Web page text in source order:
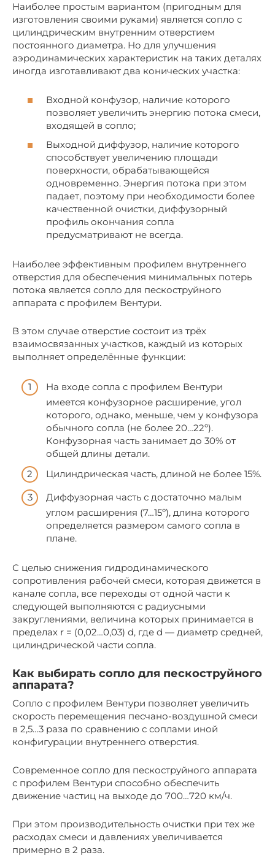
Наиболее простым вариантом (пригодным для
изготовления своими руками) является сопло с
цилиндрическим внутренним отверстием
постоянного диаметра. Но для улучшения
аэродинамических характеристик на таких деталях
иногда изготавливают два конических участка:
Входной конфузор, наличие которого
позволяет увеличить энергию потока смеси,
входящей в сопло;
Выходной диффузор, наличие которого
способствует увеличению площади
поверхности, обрабатывающейся
одновременно. Энергия потока при этом
падает, поэтому при необходимости более
качественной очистки, диффузорный
профиль окончания сопла
предусматривают не всегда.
Наиболее эффективным профилем внутреннего
отверстия для обеспечения минимальных потерь
потока является сопло для пескоструйного
аппарата с профилем Вентури.
В этом случае отверстие состоит из трёх
взаимосвязанных участков, каждый из которых
выполняет определённые функции:
На входе сопла с профилем Вентури
имеется конфузорное расширение, угол
которого, однако, меньше, чем у конфузора
обычного сопла (не более 20…22º).
Конфузорная часть занимает до 30% от
общей длины детали.
Цилиндрическая часть, длиной не более 15%.
Диффузорная часть с достаточно малым
углом расширения (7…15º), длина которого
определяется размером самого сопла в
плане.
С целью снижения гидродинамического
сопротивления рабочей смеси, которая движется в
канале сопла, все переходы от одной части к
следующей выполняются с радиусными
закруглениями, величина которых принимается в
пределах r = (0,02…0,03) d, где d — диаметр средней,
цилиндрической части сопла.
Как выбирать сопло для пескоструйного
аппарата?
Сопло с профилем Вентури позволяет увеличить
скорость перемещения песчано-воздушной смеси
в 2,5…3 раза по сравнению с соплами иной
конфигурации внутреннего отверстия.
Современное сопло для пескоструйного аппарата
с профилем Вентури способно обеспечить
движение частиц на выходе до 700…720 км/ч.
При этом производительность очистки при тех же
расходах смеси и давлениях увеличивается
примерно в 2 раза.